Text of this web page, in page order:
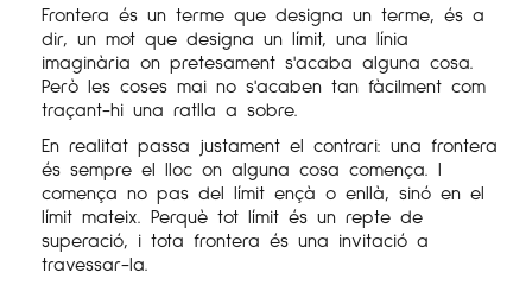
Frontera és un terme que designa un terme, és a
dir, un mot que designa un límit, una línia
imaginària on pretesament s'acaba alguna cosa.
Però les coses mai no s'acaben tan fàcilment com
traçant-hi una ratlla a sobre.
En realitat passa justament el contrari: una frontera
és sempre el lloc on alguna cosa comença. I
comença no pas del límit ençà o enllà, sinó en el
límit mateix. Perquè tot límit és un repte de
superació, i tota frontera és una invitació a
travessar-la.